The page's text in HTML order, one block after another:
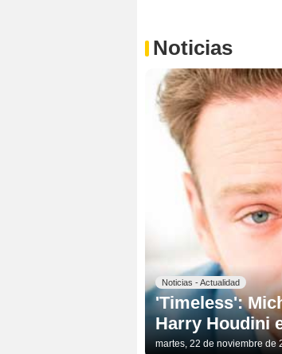
Noticias
Noticias - Actualidad
'Timeless':
Harry Houdini
martes, 22 de noviembre de